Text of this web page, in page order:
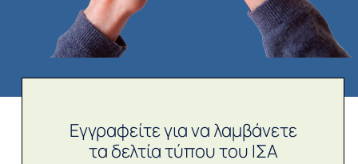
Εγγραφείτε για να λαμβάνετε
τα δελτία τύπου του ΙΣΑ